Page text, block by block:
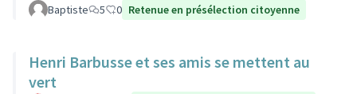
Baptiste 5 0 Retenue en présélection citoyenne
Henri Barbusse et ses amis se mettent au
vert